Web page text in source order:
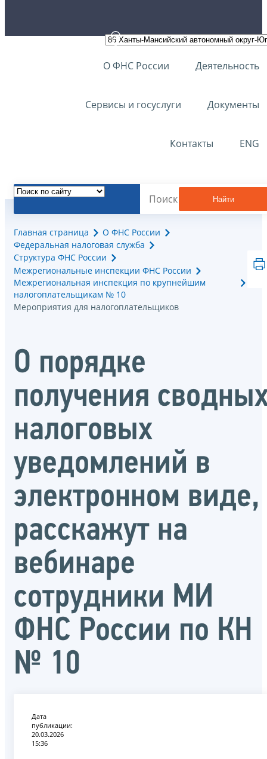
О ФНС России Деятельность
Сервисы и госуслуги Документы
Контакты ENG
Найти
Главная страница
О ФНС России
Федеральная налоговая служба
Структура ФНС России
Межрегиональные инспекции ФНС России
Межрегиональная инспекция по крупнейшим
налогоплательщикам № 10
Мероприятия для налогоплательщиков
О порядке
получения
налоговых
уведомлений в
электронном виде,
расскажут на
вебинаре
сотрудники МИ
ФНС России по КН
№ 10
Дата
публикации:
20.03.2026
15:36